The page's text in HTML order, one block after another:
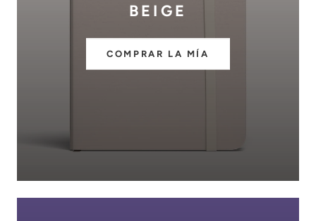
BEIGE
COMPRAR LA MÍA